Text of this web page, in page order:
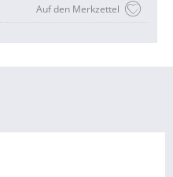
Auf den Merkzettel